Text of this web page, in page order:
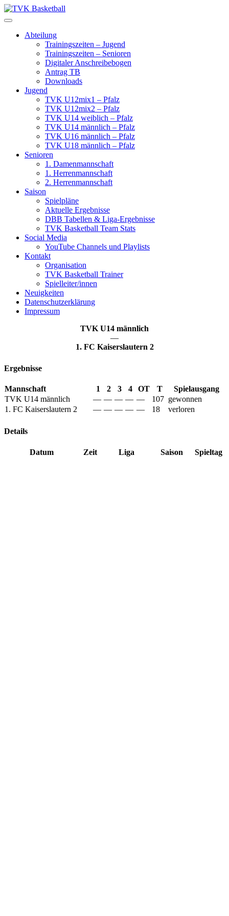
Skip
to
Abteilung
Trainingszeiten – Jugend
Trainingszeiten – Senioren
Digitaler Anschreibebogen
Antrag TB
Downloads
Jugend
TVK U12mix1 – Pfalz
TVK U12mix2 – Pfalz
TVK U14 weiblich – Pfalz
TVK U14 männlich – Pfalz
TVK U16 männlich – Pfalz
TVK U18 männlich – Pfalz
Senioren
1. Damenmannschaft
1. Herrenmannschaft
2. Herrenmannschaft
Saison
Spielpläne
Aktuelle Ergebnisse
DBB Tabellen & Liga-Ergebnisse
TVK Basketball Team Stats
Social Media
YouTube Channels und Playlists
Kontakt
Organisation
TVK Basketball Trainer
Spielleiter/innen
Neuigkeiten
Datenschutzerklärung
Impressum
TVK U14 männlich
—
1. FC Kaiserslautern 2
Ergebnisse
Mannschaft 1 2 3 4 OT T
Spielausgang
TVK U14 männlich
— — — — — 107 gewonnen
1. FC Kaiserslautern 2
— — — — — 18 verloren
Details
Datum Zeit Liga Saison
Spieltag